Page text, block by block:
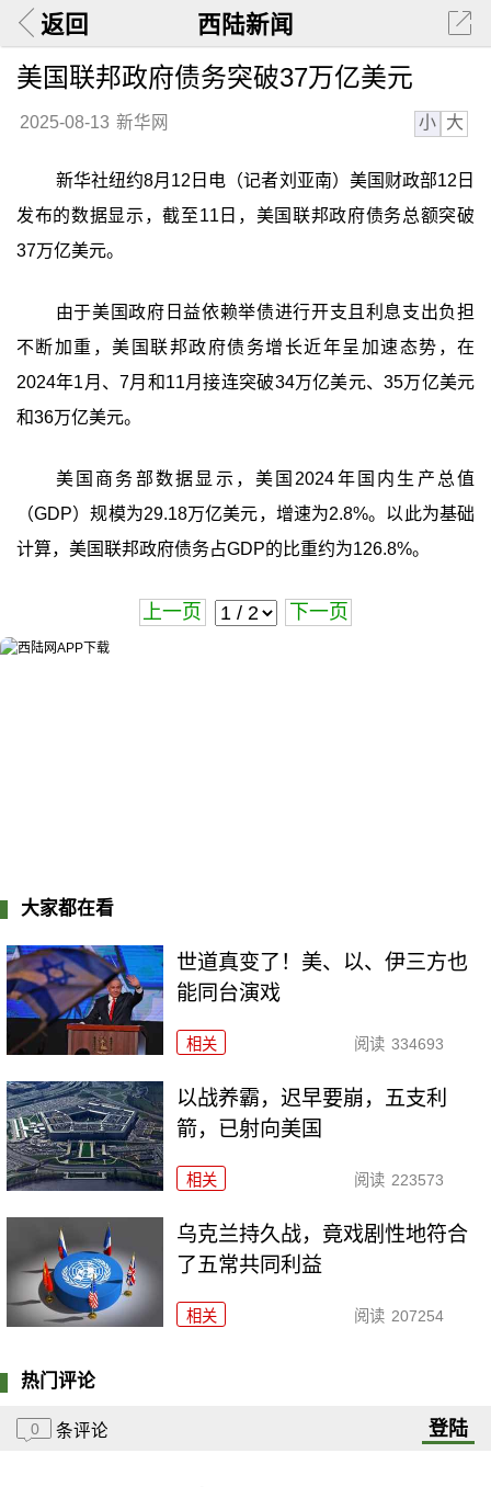
返回 西陆新闻
美国联邦政府债务突破37万亿美元
2025-08-13 新华网 小 大
新华社纽约8月12日电（记者刘亚南）美国财政部12日
发布的数据显示，截至11日，美国联邦政府债务总额突破
37万亿美元。
由于美国政府日益依赖举债进行开支且利息支出负担
不断加重，美国联邦政府债务增长近年呈加速态势，在
2024年1月、7月和11月接连突破34万亿美元、35万亿美元
和36万亿美元。
美国商务部数据显示，美国2024年国内生产总值
（GDP）规模为29.18万亿美元，增速为2.8%。以此为基础
计算，美国联邦政府债务占GDP的比重约为126.8%。
上一页 下一页
大家都在看
世道真变了！美、以、伊三方也
能同台演戏
相关 阅读 334693
以战养霸，迟早要崩，五支利
箭，已射向美国
相关 阅读 223573
乌克兰持久战，竟戏剧性地符合
了五常共同利益
相关 阅读 207254
热门评论
0 条评论 登陆